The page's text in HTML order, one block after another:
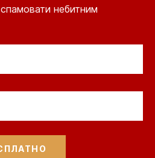
небитним